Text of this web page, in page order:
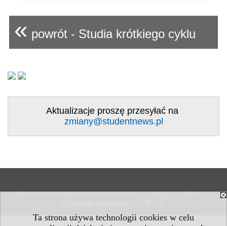
Ta strona używa technologii cookies w celu
« powrót - Studia krótkiego cyklu
Aktualizacje proszę przesyłać na
zmiany@studentnews.pl
Reklama - Wykorzystajmy wspólnie nasz potencjał! • Kontakt • Patronat •